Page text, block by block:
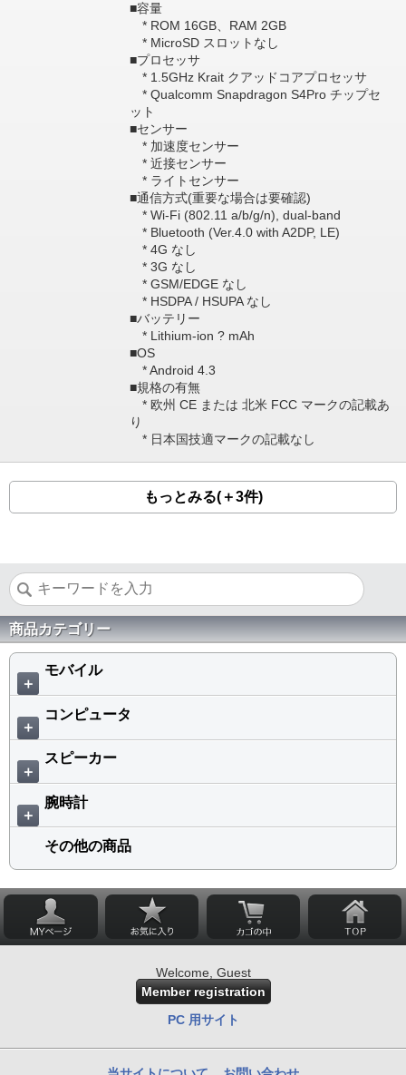
■容量
* ROM 16GB、RAM 2GB
* MicroSD スロットなし
■プロセッサ
* 1.5GHz Krait クアッドコアプロセッサ
* Qualcomm Snapdragon S4Pro チップセ
ット
■センサー
* 加速度センサー
* 近接センサー
* ライトセンサー
■通信方式(重要な場合は要確認)
* Wi-Fi (802.11 a/b/g/n), dual-band
* Bluetooth (Ver.4.0 with A2DP, LE)
* 4G なし
* 3G なし
* GSM/EDGE なし
* HSDPA / HSUPA なし
■バッテリー
* Lithium-ion ? mAh
■OS
* Android 4.3
■規格の有無
* 欧州 CE または 北米 FCC マークの記載あ
り
* 日本国技適マークの記載なし
もっとみる(＋3件)
商品カテゴリー
＋
モバイル
＋
コンピュータ
＋
スピーカー
＋
腕時計
その他の商品
Welcome, Guest
Member registration
PC 用サイト